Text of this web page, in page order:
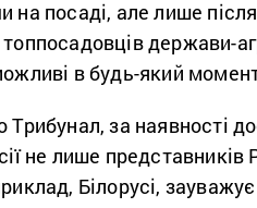
на посаді, але лише
держави-
в будь-який
за наявності
не лише
Білорусі,